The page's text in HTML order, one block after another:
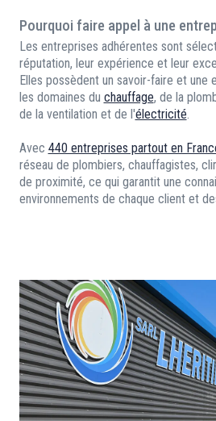
Pourquoi faire appel à une
Les entreprises adhérentes sont
réputation, leur expérience et leur
Elles possèdent un savoir-faire et une
les domaines du chauffage, de la
de la ventilation et de l'électricité.
Avec 440 entreprises partout en
réseau de plombiers, chauffagistes,
de proximité, ce qui garantit une
environnements de chaque client et